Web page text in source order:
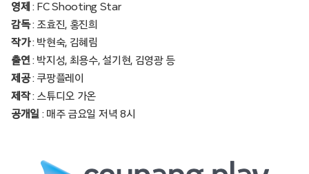
영제 : FC Shooting Star
감독: 조효진, 홍진희
작가: 박현숙, 김혜림
출연 : 박지성, 최용수, 설기현, 김영광 등
제공: 쿠팡플레이
제작: 스튜디오 가온
공개일 : 매주 금요일 저녁 8시